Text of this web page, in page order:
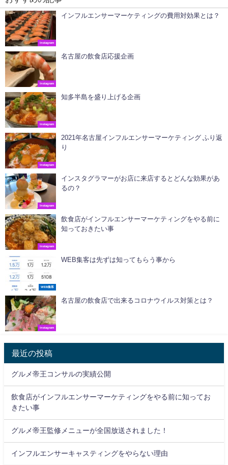
Instagram
インフルエンサーマーケティングの費用対効果とは？
Instagram
名古屋の飲食店応援企画
Instagram
知多半島を盛り上げる企画
Instagram
2021年名古屋インフルエンサーマーケティング ふり返
り
Instagram
インスタグラマーがお店に来店するとどんな効果があ
るの？
Instagram
飲食店がインフルエンサーマーケティングをやる前に
知っておきたい事
WEB集客
WEB集客は先ずは知ってもらう事から
Instagram
名古屋の飲食店で出来るコロナウイルス対策とは？
最近の投稿
グルメ帝王コンサルの実績公開
飲食店がインフルエンサーマーケティングをやる前に知ってお
きたい事
グルメ帝王監修メニューが全国放送されました！
インフルエンサーキャスティングをやらない理由